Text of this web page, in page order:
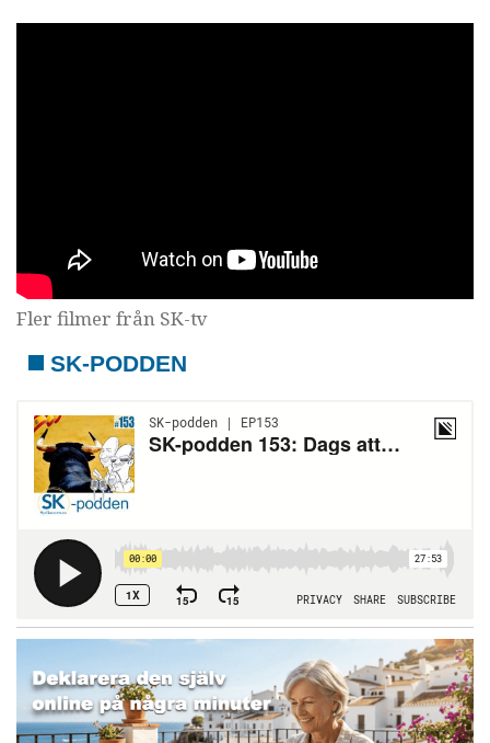
Fler filmer från SK-tv
SK-PODDEN